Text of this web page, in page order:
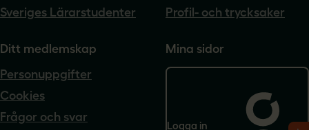
Sveriges Lärarstudenter
Profil- och trycksaker
Ditt medlemskap
Personuppgifter
Cookies
Frågor och svar
Mina sidor
Logga in